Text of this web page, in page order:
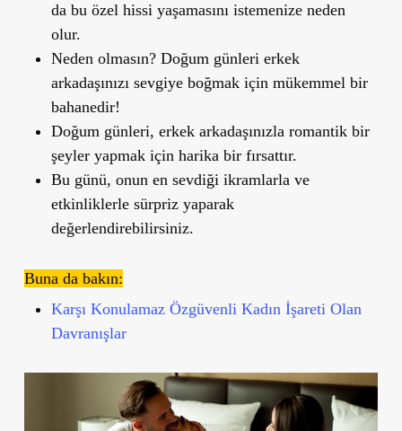
da bu özel hissi yaşamasını istemenize neden
olur.
Neden olmasın? Doğum günleri erkek
arkadaşınızı sevgiye boğmak için mükemmel bir
bahanedir!
Doğum günleri, erkek arkadaşınızla romantik bir
şeyler yapmak için harika bir fırsattır.
Bu günü, onun en sevdiği ikramlarla ve
etkinliklerle sürpriz yaparak
değerlendirebilirsiniz.
Buna da bakın:
Karşı Konulamaz Özgüvenli Kadın İşareti Olan
Davranışlar